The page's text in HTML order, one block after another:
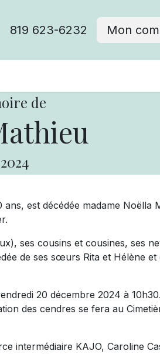
819 623-6232 Mon
de
2024
est décédée madame Noëlla
ses cousins et cousines, ses
de ses sœurs Rita et Hélène et
20 décembre 2024 à
des cendres se fera au
intermédiaire KAJO, Caroline